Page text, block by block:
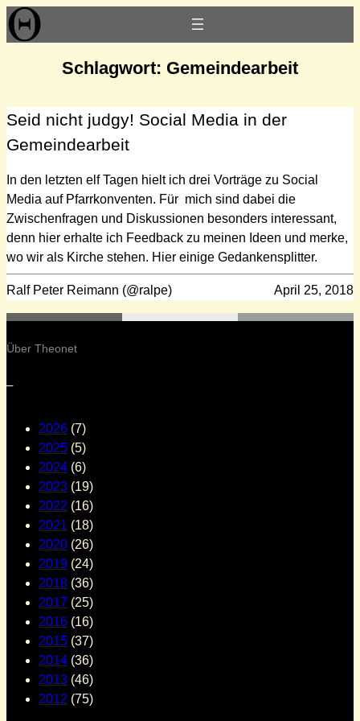
Zum
Inhalt
Schlagwort: Gemeindearbeit
Seid nicht judgy! Social Media in der
Gemeindearbeit
In den letzten elf Tagen hielt ich drei Vorträge zu Social
Media auf Pfarrkonventen. Für mich sind dabei die
Zwischenfragen und Diskussionen besonders interessant,
denn hier erhalte ich Feedback zu meinen Ideen und merke,
wo wir als Kirche stehen. Hier einige Gedankensplitter.
Ralf Peter Reimann (@ralpe) April 25, 2018
Über Theonet
–
2026 (7)
2025 (5)
2024 (6)
2023 (19)
2022 (16)
2021 (18)
2020 (26)
2019 (24)
2018 (36)
2017 (25)
2016 (16)
2015 (37)
2014 (36)
2013 (46)
2012 (75)